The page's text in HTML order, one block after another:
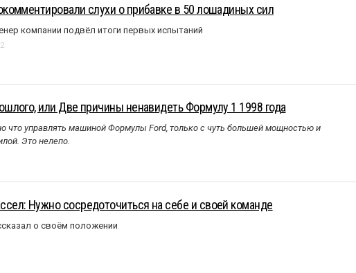
слухи о прибавке в 50 лошадиных сил
компании подвёл итоги первых испытаний
или Две причины ненавидеть Формулу 1 1998 года
что управлять машиной Формулы Ford, только с чуть большей мощностью и
Это нелепо.
Нужно сосредоточиться на себе и своей команде
о своём положении